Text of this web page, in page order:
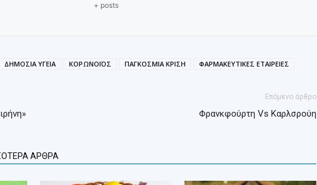
+ posts
ΔΗΜΟΣΙΑ ΥΓΕΙΑ ΚΟΡΩΝΟΪΟΣ ΠΑΓΚΟΣΜΙΑ ΚΡΙΣΗ ΦΑΡΜΑΚΕΥΤΙΚΕΣ ΕΤΑΙΡΕΙΕΣ
Επόμενο άρθρο
Φρανκφούρτη Vs Καρλσρούη
ΑΡΘΡΑ